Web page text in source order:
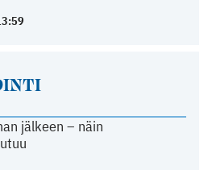
jälkeen – näin